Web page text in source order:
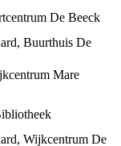
De Beeck
Buurthuis De
Mare
Wijkcentrum De